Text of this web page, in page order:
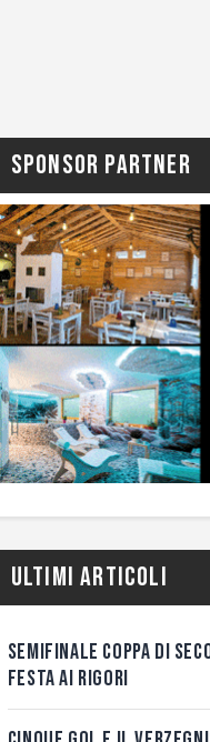
Sponsor Partner
Ultimi articoli
SEMIFINALE COPPA DI
FESTA AI RIGORI